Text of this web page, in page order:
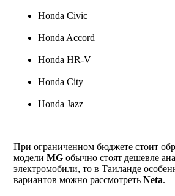
Honda Civic
Honda Accord
Honda HR-V
Honda City
Honda Jazz
При ограниченном бюджете стоит
модели MG обычно стоят дешевле
электромобили, то в Таиланде
вариантов можно рассмотреть Neta.